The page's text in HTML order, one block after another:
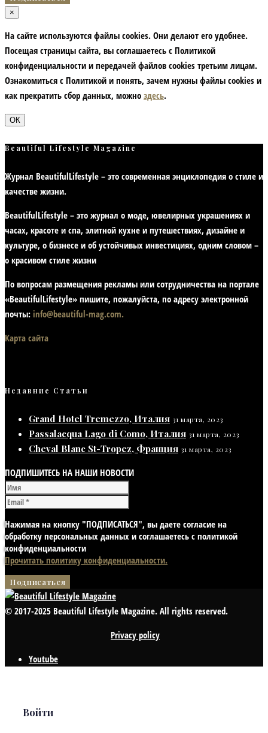
×
На сайте используются файлы cookies. Они делают его удобнее.
Посещая страницы сайта, вы соглашаетесь с Политикой
конфиденциальности и передачей файлов cookies третьим лицам.
Ознакомиться с Политикой и понять, зачем нужны файлы сookies и
как прекратить сбор данных, можно здесь.
ОК
Beautiful Lifestyle Magazine
Журнал BeautifulLifestyle – это современная энциклопедия о стиле и
качестве жизни.
BeautifulLifestyle – это журнал о моде, ювелирных украшениях и
часах, красоте и спа, элитной кухне и путешествиях, дизайне и
культуре, о бизнесе и об устойчивых инвестициях, одним словом –
о красивом стиле жизни
По вопросам размещения рекламы или сотрудничества на портале
«BeautifulLifestyle» пишите, пожалуйста, по адресу электронной
почты: info@beautiful-mag.com.
Карта сайта
Недавние Статьи
Grand Hotel Tremezzo, Италия 31 марта, 2023
Passalacqua Lago di Como, Италия 31 марта, 2023
Cheval Blanc St-Tropez, Франция 31 марта, 2023
ПОДПИШИТЕСЬ НА НАШИ НОВОСТИ
Нажимая на кнопку "ПОДПИСАТЬСЯ", вы даете согласие на
обработку персональных данных и соглашаетесь с политикой
конфиденциальности
Прочитать политику конфиденциальности.
© 2017-2025 Beautiful Lifestyle Magazine. All rights reserved.
Privacy policy
Youtube
Войти